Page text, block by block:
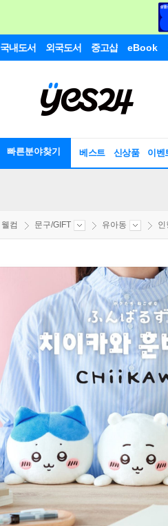
국내도서 외국도서 중고샵 eBook
빠른분야찾기 베스트 신상품 이벤
웰컴 문구/GIFT 유아동 인